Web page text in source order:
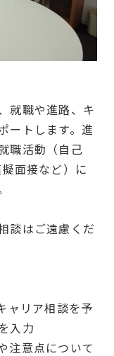
就職や進路、キ
ートします。進
職活動（自己
面接など）に
談はご遠慮くだ
ャリア相談を予
入力
注意点について